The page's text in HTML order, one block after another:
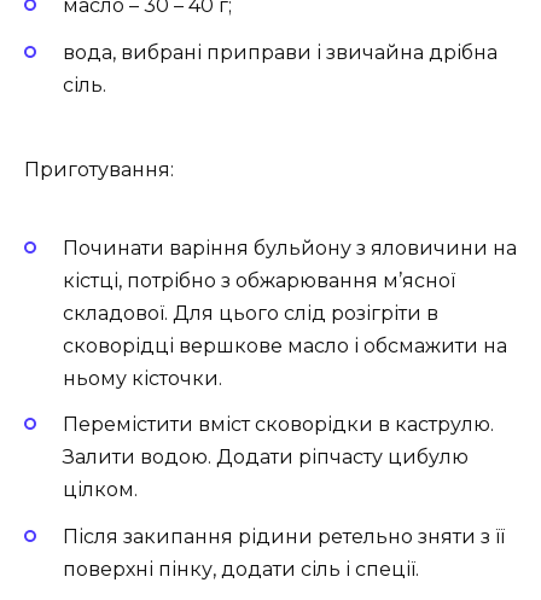
масло – 30 – 40 г;
вода, вибрані приправи і звичайна дрібна
сіль.
Приготування:
Починати варіння бульйону з яловичини на
кістці, потрібно з обжарювання м’ясної
складової. Для цього слід розігріти в
сковорідці вершкове масло і обсмажити на
ньому кісточки.
Перемістити вміст сковорідки в каструлю.
Залити водою. Додати ріпчасту цибулю
цілком.
Після закипання рідини ретельно зняти з її
поверхні пінку, додати сіль і спеції.